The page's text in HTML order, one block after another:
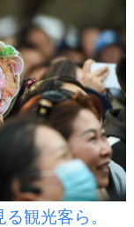
観光客ら。